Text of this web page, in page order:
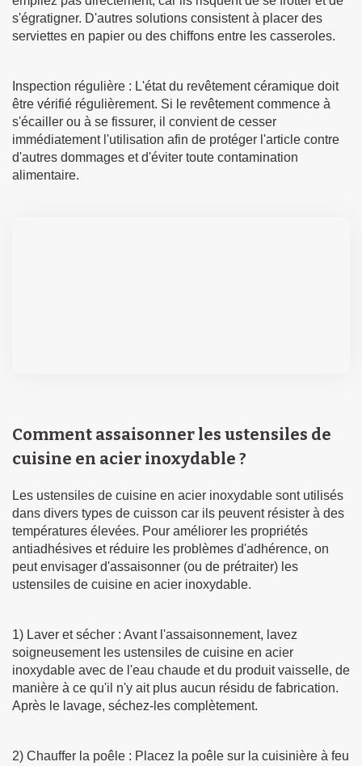
s'égratigner. D'autres solutions consistent à placer des
serviettes en papier ou des chiffons entre les casseroles.
Inspection régulière : L'état du revêtement céramique doit
être vérifié régulièrement. Si le revêtement commence à
s'écailler ou à se fissurer, il convient de cesser
immédiatement l'utilisation afin de protéger l'article contre
d'autres dommages et d'éviter toute contamination
alimentaire.
Comment assaisonner les ustensiles de
cuisine en acier inoxydable ?
Les ustensiles de cuisine en acier inoxydable sont utilisés
dans divers types de cuisson car ils peuvent résister à des
températures élevées. Pour améliorer les propriétés
antiadhésives et réduire les problèmes d'adhérence, on
peut envisager d'assaisonner (ou de prétraiter) les
ustensiles de cuisine en acier inoxydable.
1) Laver et sécher : Avant l'assaisonnement, lavez
soigneusement les ustensiles de cuisine en acier
inoxydable avec de l'eau chaude et du produit vaisselle, de
manière à ce qu'il n'y ait plus aucun résidu de fabrication.
Après le lavage, séchez-les complètement.
2) Chauffer la poêle : Placez la poêle sur la cuisinière à feu